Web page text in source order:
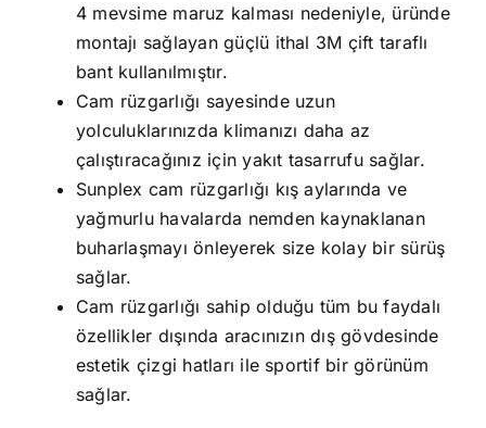
4 mevsime maruz kalması nedeniyle, üründe
montajı sağlayan güçlü ithal 3M çift taraflı
bant kullanılmıştır.
Cam rüzgarlığı sayesinde uzun
yolculuklarınızda klimanızı daha az
çalıştıracağınız için yakıt tasarrufu sağlar.
Sunplex cam rüzgarlığı kış aylarında ve
yağmurlu havalarda nemden kaynaklanan
buharlaşmayı önleyerek size kolay bir sürüş
sağlar.
Cam rüzgarlığı sahip olduğu tüm bu faydalı
özellikler dışında aracınızın dış gövdesinde
estetik çizgi hatları ile sportif bir görünüm
sağlar.